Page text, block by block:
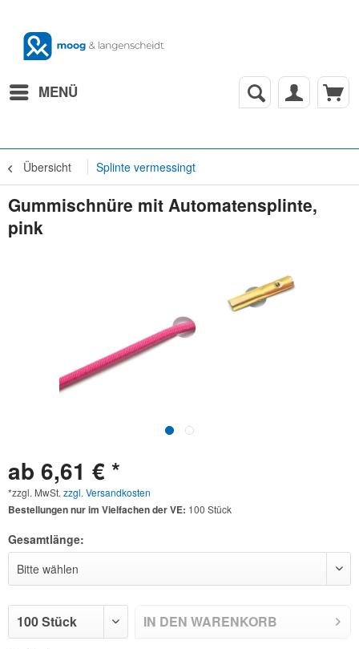
MENÜ
Übersicht Splinte vermessingt
Gummischnüre mit Automatensplinte,
pink
ab 6,61 € *
*zzgl. MwSt. zzgl. Versandkosten
Bestellungen nur im Vielfachen der VE: 100 Stück
Gesamtlänge:
IN DEN WARENKORB